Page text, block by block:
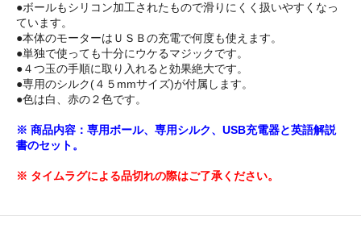
●ボールもシリコン加工されたもので滑りにくく扱いやすくなっ
ています。
●本体のモーターはＵＳＢの充電で何度も使えます。
●単独で使っても十分にウケるマジックです。
●４つ玉の手順に取り入れると効果絶大です。
●専用のシルク(４５mmサイズ)が付属します。
●色は白、赤の２色です。
※ 商品内容：専用ボール、専用シルク、USB充電器と英語解説
書のセット。
※ タイムラグによる品切れの際はご了承ください。